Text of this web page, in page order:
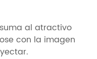
al atractivo
con la imagen